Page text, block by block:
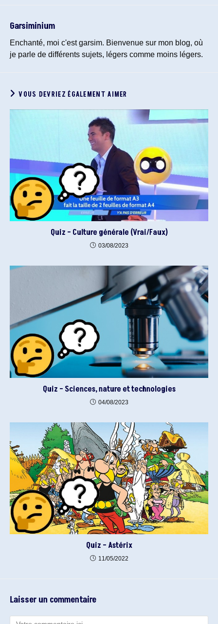
Garsiminium
Enchanté, moi c'est garsim. Bienvenue sur mon blog, où
je parle de différents sujets, légers comme moins légers.
VOUS DEVRIEZ ÉGALEMENT AIMER
Quiz – Culture générale (Vrai/Faux)
03/08/2023
Quiz – Sciences, nature et technologies
04/08/2023
Quiz – Astérix
11/05/2022
Laisser un commentaire
Comment